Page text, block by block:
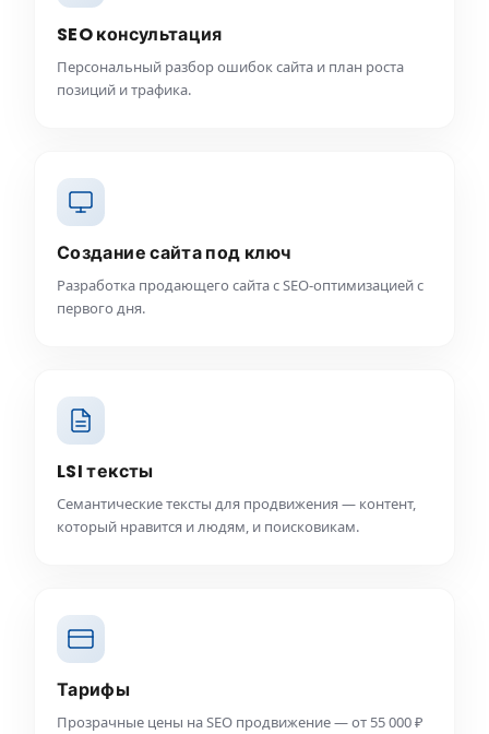
SEO консультация
Персональный разбор ошибок сайта и план роста
позиций и трафика.
Создание сайта под ключ
Разработка продающего сайта с SEO-оптимизацией с
первого дня.
LSI тексты
Семантические тексты для продвижения — контент,
который нравится и людям, и поисковикам.
Тарифы
Прозрачные цены на SEO продвижение — от 55 000 ₽